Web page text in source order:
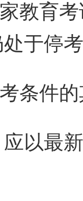
育考
于停
件的
最新